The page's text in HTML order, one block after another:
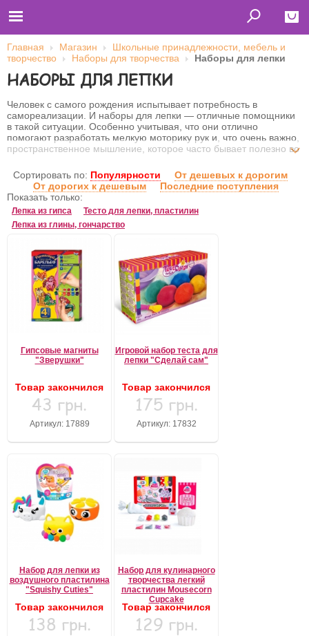
Close
Главная
Футболки
Толстовки (кенгурушки)
Свитшоты
Лонгсливы
Бейсболки
Ветровки
О нас
Сотрудничество
Имя пользователя (логин)
Пароль
Запомнить меня
Забыли имя пользователя (логин)?
Регистрация
Главная Магазин
Школьные принадлежности, мебель и
творчество
Наборы для творчества Наборы для лепки
НАБОРЫ ДЛЯ ЛЕПКИ
Человек с самого рождения испытывает потребность в
самореализации. И наборы для лепки — отличные помощники
в такой ситуации. Особенно учитывая, что они отлично
помогают разработать мелкую моторику рук и, что очень важно,
пространственное мышление, которое часто бывает полезно во
успокаивает.
Сортировать по: Популярности
От дешевых к дорогим
От дорогих к дешевым
Последние поступления
Показать только:
Лепка из гипса
Тесто для лепки, пластилин
Лепка из глины, гончарство
Гипсовые магниты
"Зверушки"
Товар закончился
43 грн.
Артикул: 17889
Игровой набор теста для
лепки "Сделай сам"
Товар закончился
175 грн.
Артикул: 17832
Набор для лепки из
воздушного пластилина
"Squishy Cuties"
Товар закончился
138 грн.
Набор для кулинарного
творчества легкий
пластилин Mousecorn
Cupcake
Товар закончился
129 грн.